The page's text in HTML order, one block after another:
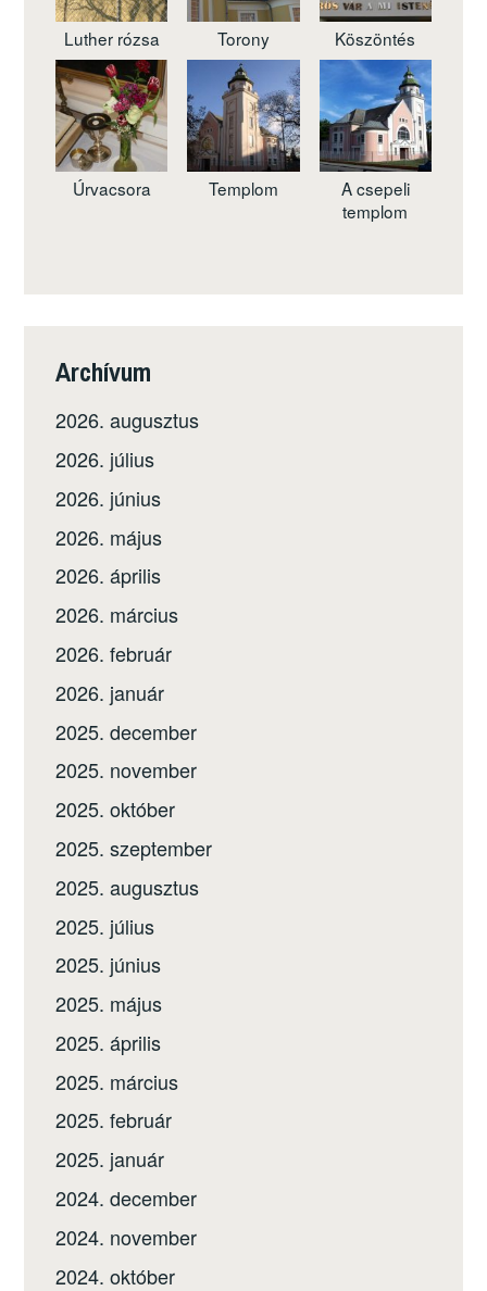
Luther rózsa Torony Köszöntés
Úrvacsora Templom
A csepeli
templom
Archívum
2026. augusztus
2026. július
2026. június
2026. május
2026. április
2026. március
2026. február
2026. január
2025. december
2025. november
2025. október
2025. szeptember
2025. augusztus
2025. július
2025. június
2025. május
2025. április
2025. március
2025. február
2025. január
2024. december
2024. november
2024. október